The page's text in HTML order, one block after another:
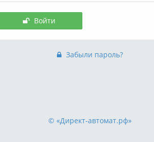
Войти
Забыли пароль?
© «Директ-автомат.рф»